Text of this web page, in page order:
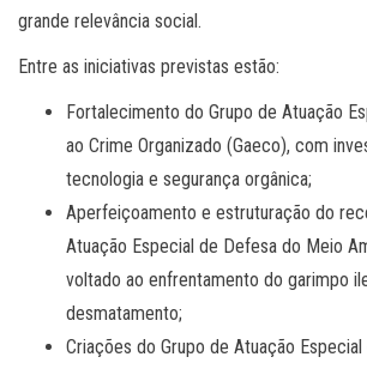
grande relevância social.
Entre as iniciativas previstas estão:
Fortalecimento do Grupo de Atuação
ao Crime Organizado (Gaeco), com
tecnologia e segurança orgânica;
Aperfeiçoamento e estruturação do
Atuação Especial de Defesa do Meio
voltado ao enfrentamento do garimpo
desmatamento;
Criações do Grupo de Atuação Especial